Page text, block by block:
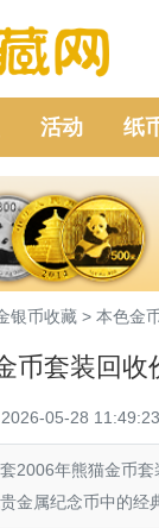
活动 纸
银币收藏 > 本色金
币套装回
2026-05-28 11:49:23
2006年熊猫金币
金属纪念币中的经